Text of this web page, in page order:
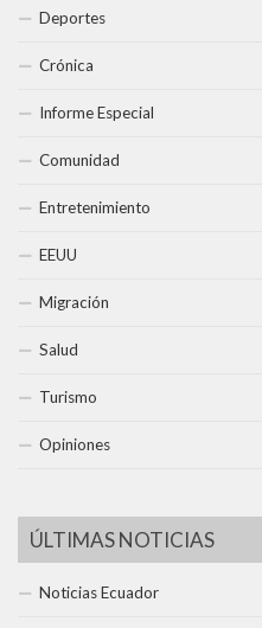
Deportes
Crónica
Informe Especial
Comunidad
Entretenimiento
EEUU
Migración
Salud
Turismo
Opiniones
ÚLTIMAS NOTICIAS
Noticias Ecuador